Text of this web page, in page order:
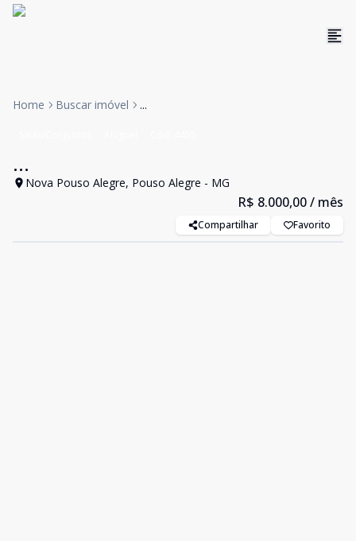
Home Buscar imóvel ...
...
Nova Pouso Alegre, Pouso Alegre - MG
R$ 8.000,00/ mês
Compartilhar Favorito